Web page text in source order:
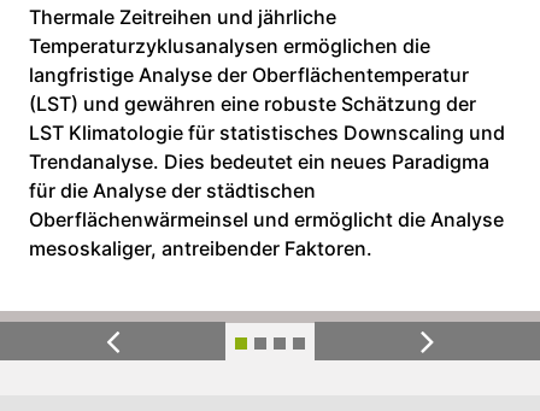
Thermale Zeitreihen und jährliche
Temperaturzyklusanalysen ermöglichen die
langfristige Analyse der Oberflächentemperatur
(LST) und gewähren eine robuste Schätzung der
LST Klimatologie für statistisches Downscaling und
Trendanalyse. Dies bedeutet ein neues Paradigma
für die Analyse der städtischen
Oberflächenwärmeinsel und ermöglicht die Analyse
mesoskaliger, antreibender Faktoren.
Previous Next